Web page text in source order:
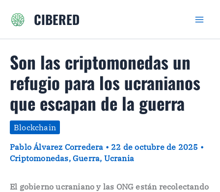
CIBERED
Son las criptomonedas un
refugio para los ucranianos
que escapan de la guerra
Blockchain
Pablo Álvarez Corredera • 22 de octubre de 2025 •
Criptomonedas,Guerra, Ucrania
El gobierno ucraniano y las ONG están recolectando